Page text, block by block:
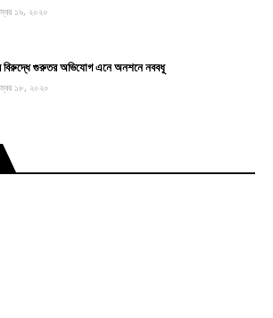
১৯, ২০২০
বিরুদ্ধে গুরুতর অভিযোগ এনে অনশনে নববধূ
১৮, ২০২০